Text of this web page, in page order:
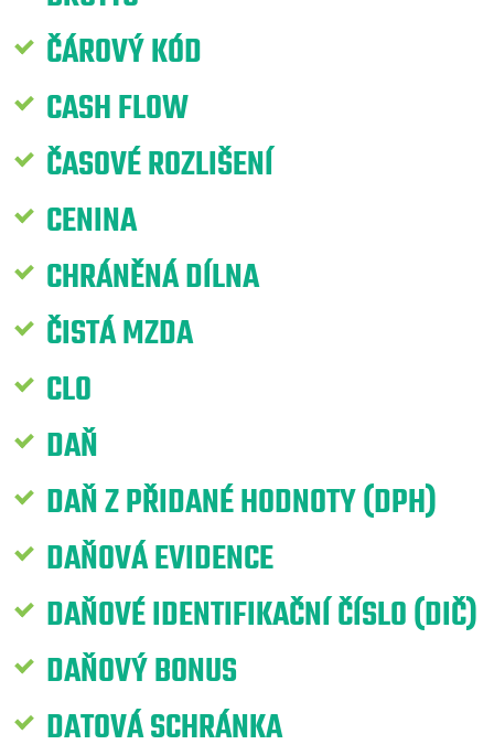
ČÁROVÝ KÓD
CASH FLOW
ČASOVÉ ROZLIŠENÍ
CENINA
CHRÁNĚNÁ DÍLNA
ČISTÁ MZDA
CLO
DAŇ
DAŇ Z PŘIDANÉ HODNOTY (DPH)
DAŇOVÁ EVIDENCE
DAŇOVÉ IDENTIFIKAČNÍ ČÍSLO (DIČ)
DAŇOVÝ BONUS
DATOVÁ SCHRÁNKA